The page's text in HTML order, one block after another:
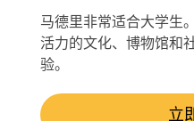
马德里非常适合大学生
活力的文化、博物馆和
验。
立